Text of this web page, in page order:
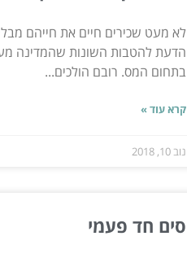
לא מעט שכירים חיים את חייהם
הדעת להטבות השונות שהמדינה
בתחום המס. רובם הולכים...
קרא עוד »
נוב 10, 2018
סים חד פעמי